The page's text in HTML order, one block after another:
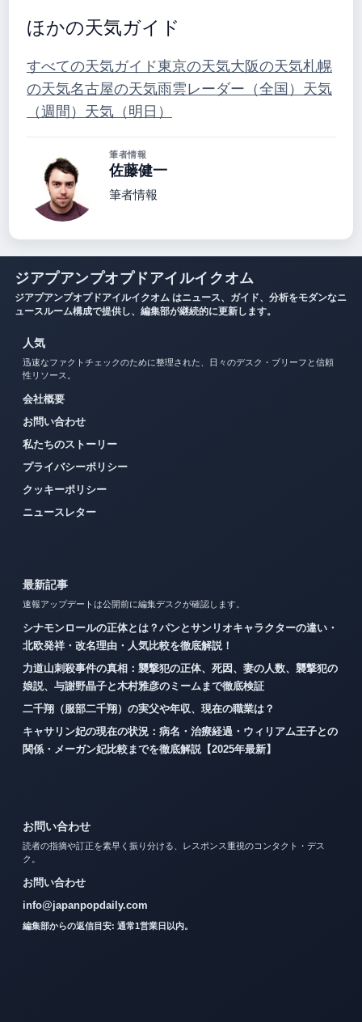
ほかの天気ガイド
すべての天気ガイド東京の天気大阪の天気札幌
の天気名古屋の天気雨雲レーダー（全国） 天気
（週間） 天気（明日）
筆者情報
佐藤健一
筆者情報
ジアプアンプオプドアイルイクオム
ジアプアンプオプドアイルイクオム はニュース、ガイド、分析をモダンなニ
ュースルーム構成で提供し、編集部が継続的に更新します。
人気
迅速なファクトチェックのために整理された、日々のデスク・ブリーフと信頼
性リソース。
会社概要
お問い合わせ
私たちのストーリー
プライバシーポリシー
クッキーポリシー
ニュースレター
最新記事
速報アップデートは公開前に編集デスクが確認します。
シナモンロールの正体とは？パンとサンリオキャラクターの違い・
北欧発祥・改名理由・人気比較を徹底解説！
力道山刺殺事件の真相：襲撃犯の正体、死因、妻の人数、襲撃犯の
娘説、与謝野晶子と木村雅彦のミームまで徹底検証
二千翔（服部二千翔）の実父や年収、現在の職業は？
キャサリン妃の現在の状況：病名・治療経過・ウィリアム王子との
関係・メーガン妃比較までを徹底解説【2025年最新】
お問い合わせ
読者の指摘や訂正を素早く振り分ける、レスポンス重視のコンタクト・デス
ク。
お問い合わせ
info@japanpopdaily.com
編集部からの返信目安: 通常1営業日以内。